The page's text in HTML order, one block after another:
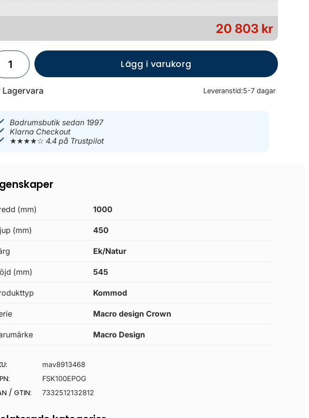
20 803 kr
Lägg i varukorg
Lagervara Leveranstid:5-7 dagar
Badrumsbutik sedan 1997
Klarna Checkout
★★★★☆4.4 på Trustpilot
(mm) 1000
(mm) 450
Ek/Natur
(mm) 545
Kommod
Macro design Crown
Macro Design
mav8913468
FSK100EPOG
/ GTIN: 7332512132812